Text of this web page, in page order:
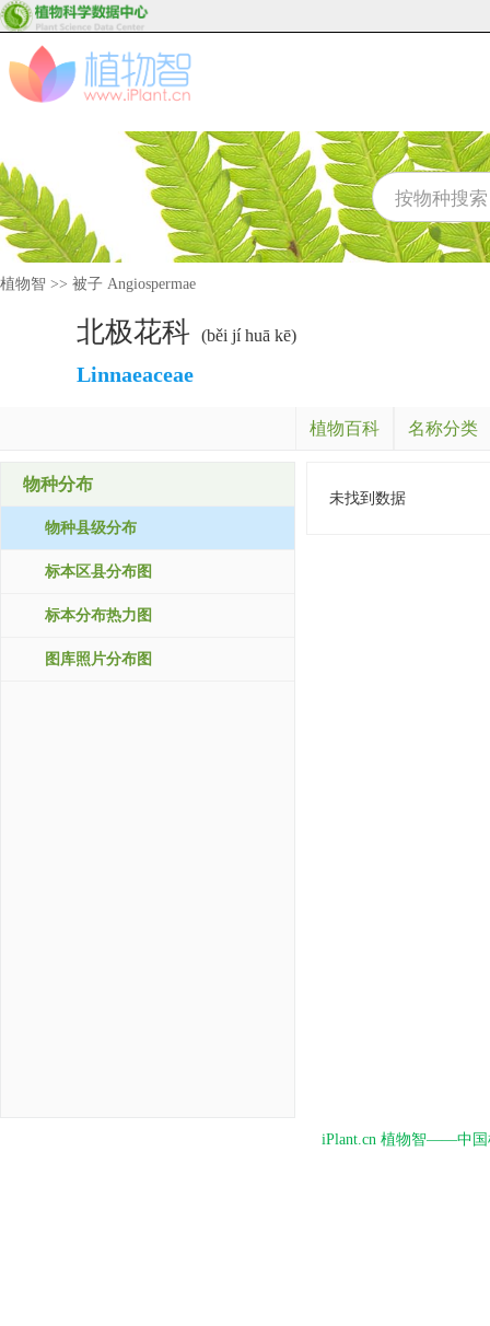
植物智 >> 被子 Angiospermae
北极花科 (běi jí huā kē)
Linnaeaceae
植物百科 名称分类
物种分布
物种县级分布
标本区县分布图
标本分布热力图
图库照片分布图
未找到数据
iPlant.cn 植物智——中国